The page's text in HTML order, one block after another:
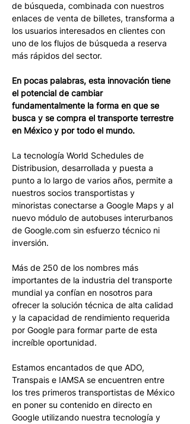
de búsqueda, combinada con nuestros
enlaces de venta de billetes, transforma a
los usuarios interesados en clientes con
uno de los flujos de búsqueda a reserva
más rápidos del sector.
En pocas palabras, esta innovación tiene
el potencial de cambiar
fundamentalmente la forma en que se
busca y se compra el transporte terrestre
en México y por todo el mundo.
La tecnología World Schedules de
Distribusion, desarrollada y puesta a
punto a lo largo de varios años, permite a
nuestros socios transportistas y
minoristas conectarse a Google Maps y al
nuevo módulo de autobuses interurbanos
de Google.com sin esfuerzo técnico ni
inversión.
Más de 250 de los nombres más
importantes de la industria del transporte
mundial ya confían en nosotros para
ofrecer la solución técnica de alta calidad
y la capacidad de rendimiento requerida
por Google para formar parte de esta
increíble oportunidad.
Estamos encantados de que ADO,
Transpais e IAMSA se encuentren entre
los tres primeros transportistas de México
en poner su contenido en directo en
Google utilizando nuestra tecnología y